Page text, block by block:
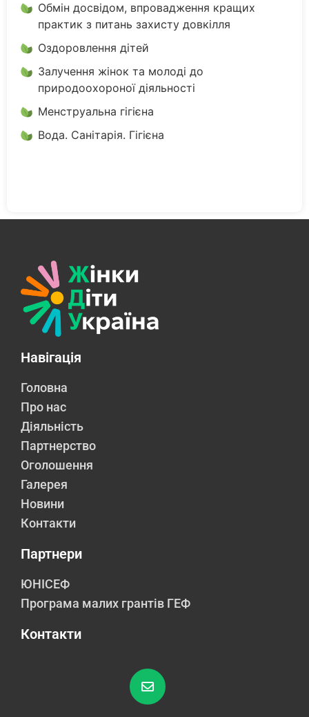
Обмін досвідом, впровадження кращих
практик з питань захисту довкілля
Оздоровлення дітей
Залучення жінок та молоді до
природоохороної діяльності
Менструальна гігієна
Вода. Санітарія. Гігієна
Навігація
Головна
Про нас
Діяльність
Партнерство
Оголошення
Галерея
Новини
Контакти
Партнери
ЮНІСЕФ
Програма малих грантів ГЕФ
Контакти